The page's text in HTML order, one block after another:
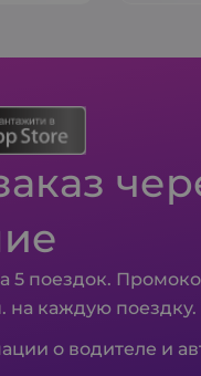
5 поездок.
на каждую поездку.
о водителе и